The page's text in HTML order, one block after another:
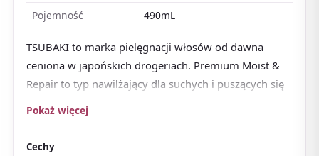
Pojemność
490mL
TSUBAKI to marka pielęgnacji włosów od dawna
ceniona w japońskich drogeriach. Premium Moist &
Repair to typ nawilżający dla suchych i puszących się
Docenia się dobrą pianę,uczucie braku splątań
podczas mycia
Pokaż więcej
Cechy